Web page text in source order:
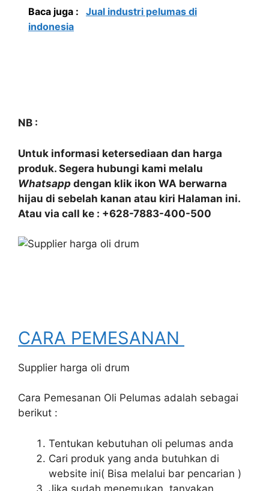
Baca juga :
Jual industri pelumas di
indonesia
NB :
Untuk informasi ketersediaan dan harga
produk. Segera hubungi kami melalu
Whatsapp dengan klik ikon WA berwarna
hijau di sebelah kanan atau kiri Halaman ini.
Atau via call ke : +628-7883-400-500
CARA PEMESANAN
Supplier harga oli drum
Cara Pemesanan Oli Pelumas adalah sebagai
berikut :
Tentukan kebutuhan oli pelumas anda
Cari produk yang anda butuhkan di
website ini( Bisa melalui bar pencarian )
Jika sudah menemukan, tanyakan